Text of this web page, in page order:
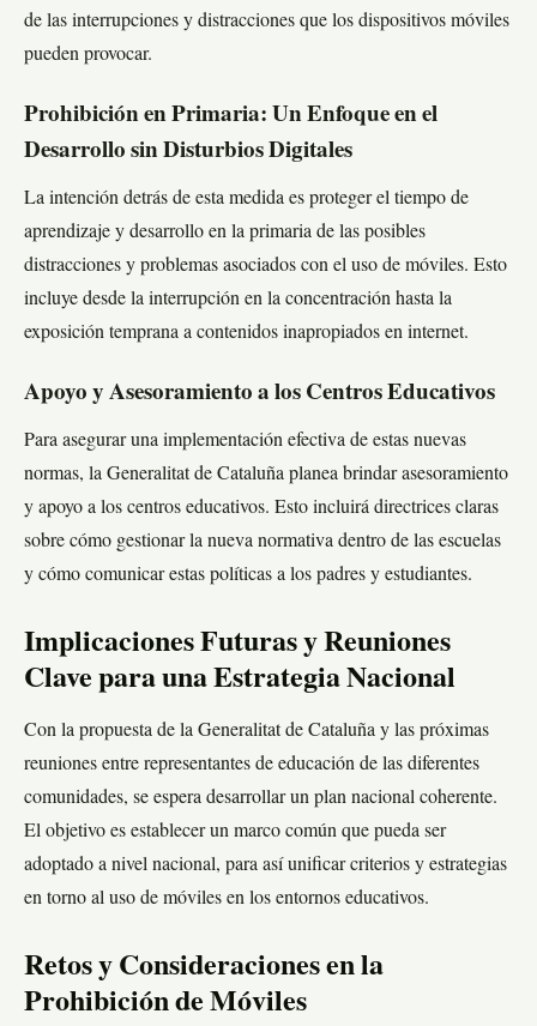
de las interrupciones y distracciones que los dispositivos móviles
pueden provocar.
Prohibición en Primaria: Un Enfoque en el
Desarrollo sin Disturbios Digitales
La intención detrás de esta medida es proteger el tiempo de
aprendizaje y desarrollo en la primaria de las posibles
distracciones y problemas asociados con el uso de móviles. Esto
incluye desde la interrupción en la concentración hasta la
exposición temprana a contenidos inapropiados en internet.
Apoyo y Asesoramiento a los Centros Educativos
Para asegurar una implementación efectiva de estas nuevas
normas, la Generalitat de Cataluña planea brindar asesoramiento
y apoyo a los centros educativos. Esto incluirá directrices claras
sobre cómo gestionar la nueva normativa dentro de las escuelas
y cómo comunicar estas políticas a los padres y estudiantes.
Implicaciones Futuras y Reuniones
Clave para una Estrategia Nacional
Con la propuesta de la Generalitat de Cataluña y las próximas
reuniones entre representantes de educación de las diferentes
comunidades, se espera desarrollar un plan nacional coherente.
El objetivo es establecer un marco común que pueda ser
adoptado a nivel nacional, para así unificar criterios y estrategias
en torno al uso de móviles en los entornos educativos.
Retos y Consideraciones en la
Prohibición de Móviles